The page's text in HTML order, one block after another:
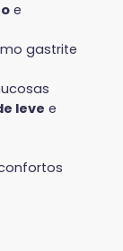
e
gastrite
leve e